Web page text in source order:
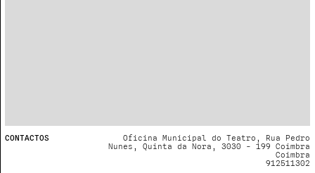
CONTACTOS
Oficina Municipal do Teatro, Rua Pedro
Nunes, Quinta da Nora, 3030 - 199 Coimbra
Coimbra
912511302